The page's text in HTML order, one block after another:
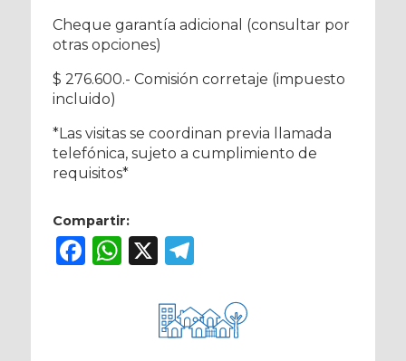
Cheque garantía adicional (consultar por
otras opciones)
$ 276.600.- Comisión corretaje (impuesto
incluido)
*Las visitas se coordinan previa llamada
telefónica, sujeto a cumplimiento de
requisitos*
Compartir:
Facebook
WhatsApp
X Telegram